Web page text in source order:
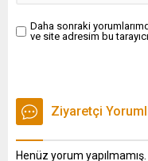
Daha sonraki
ve site adresim bu
Ziyaretçi
Henüz yorum yapılmamış.